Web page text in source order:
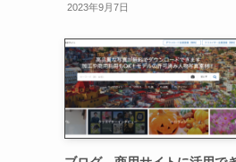
2023年9月7日